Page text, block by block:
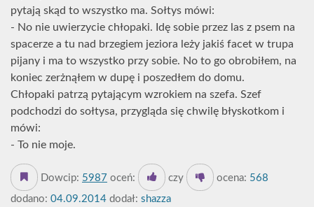
pytają skąd to wszystko ma. Sołtys mówi:
- No nie uwierzycie chłopaki. Idę sobie przez las z psem na
spacerze a tu nad brzegiem jeziora leży jakiś facet w trupa
pijany i ma to wszystko przy sobie. No to go obrobiłem, na
koniec zerżnąłem w dupę i poszedłem do domu.
Chłopaki patrzą pytającym wzrokiem na szefa. Szef
podchodzi do sołtysa, przygląda się chwilę błyskotkom i
mówi:
- To nie moje.
Dowcip: 5987 oceń: czy ocena: 568
dodano: 04.09.2014 dodał: shazza